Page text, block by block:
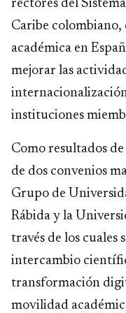
rectores del
Caribe
académica en
mejorar las
instituciones
Como resultados
de dos convenios
Grupo de
Rábida y la
través de los cuales
intercambio
transformación
movilidad